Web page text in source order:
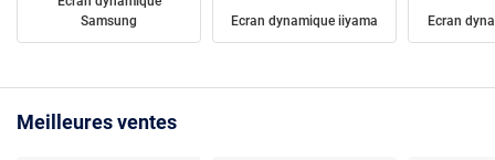
Samsung
Ecran dynamique iiyama Ecran
Meilleures ventes